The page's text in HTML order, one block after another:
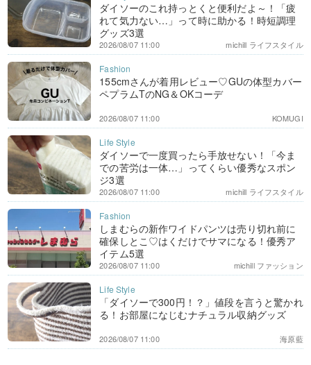
ダイソーのこれ持っとくと便利だよ～！「疲
れて気力ない…」って時に助かる！時短調理
グッズ3選
michill ライフスタイル
2026/08/07 11:00
155cmさんが着用レビュー♡GUの体型カバー
ペプラムTのNG＆OKコーデ
KOMUGI
2026/08/07 11:00
ダイソーで一度買ったら手放せない！「今ま
での苦労は一体…」ってくらい優秀なスポン
ジ3選
michill ライフスタイル
2026/08/07 11:00
しまむらの新作ワイドパンツは売り切れ前に
確保しとこ♡はくだけでサマになる！優秀ア
イテム5選
michill ファッション
2026/08/07 11:00
「ダイソーで300円！？」値段を言うと驚かれ
る！お部屋になじむナチュラル収納グッズ
海原藍
2026/08/07 11:00